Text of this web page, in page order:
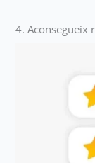
4. Aconsegueix